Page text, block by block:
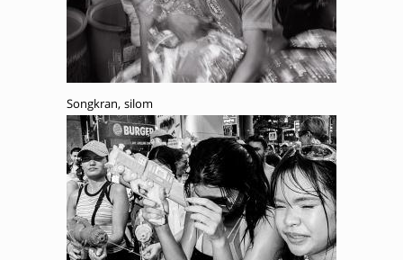
Songkran, silom